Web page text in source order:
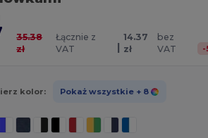
35.38
zł
Łącznie z
VAT
|
14.37
zł
bez
VAT
-
kolor: Pokaż wszystkie + 8